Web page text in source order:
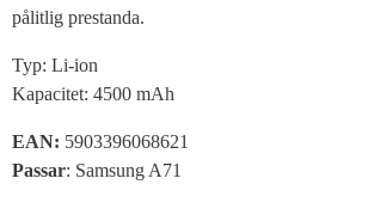
pålitlig prestanda.
Typ: Li-ion
Kapacitet: 4500 mAh
EAN: 5903396068621
Passar: Samsung A71